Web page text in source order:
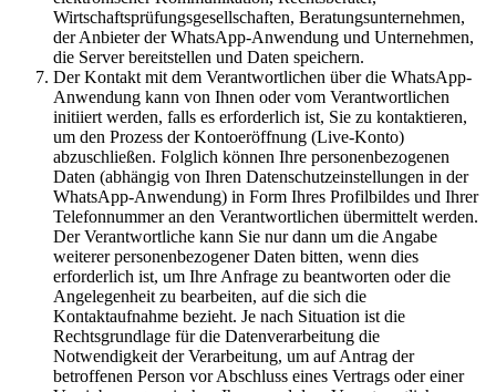
Wirtschaftsprüfungsgesellschaften, Beratungsunternehmen,
der Anbieter der WhatsApp-Anwendung und Unternehmen,
die Server bereitstellen und Daten speichern.
Der Kontakt mit dem Verantwortlichen über die WhatsApp-
Anwendung kann von Ihnen oder vom Verantwortlichen
initiiert werden, falls es erforderlich ist, Sie zu kontaktieren,
um den Prozess der Kontoeröffnung (Live-Konto)
abzuschließen. Folglich können Ihre personenbezogenen
Daten (abhängig von Ihren Datenschutzeinstellungen in der
WhatsApp-Anwendung) in Form Ihres Profilbildes und Ihrer
Telefonnummer an den Verantwortlichen übermittelt werden.
Der Verantwortliche kann Sie nur dann um die Angabe
weiterer personenbezogener Daten bitten, wenn dies
erforderlich ist, um Ihre Anfrage zu beantworten oder die
Angelegenheit zu bearbeiten, auf die sich die
Kontaktaufnahme bezieht. Je nach Situation ist die
Rechtsgrundlage für die Datenverarbeitung die
Notwendigkeit der Verarbeitung, um auf Antrag der
betroffenen Person vor Abschluss eines Vertrags oder einer